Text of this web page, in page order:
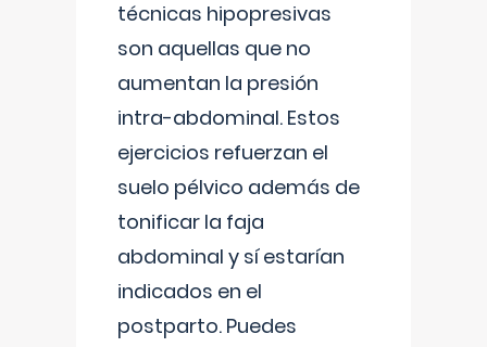
técnicas hipopresivas
son aquellas que no
aumentan la presión
intra-abdominal. Estos
ejercicios refuerzan el
suelo pélvico además de
tonificar la faja
abdominal y sí estarían
indicados en el
postparto. Puedes